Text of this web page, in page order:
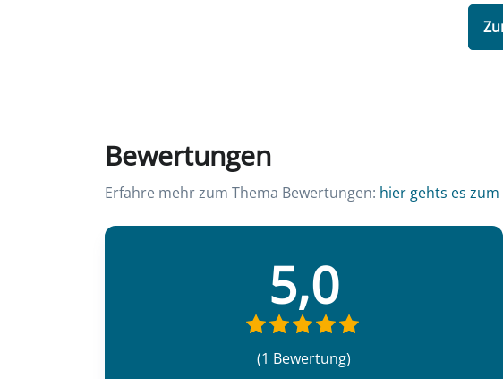
Bewertungen
Erfahre mehr zum Thema Bewertungen: hier gehts es
5,0
(1 Bewertung)